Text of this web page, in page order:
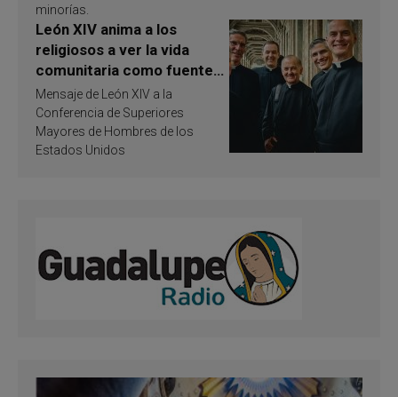
minorías.
León XIV anima a los
religiosos a ver la vida
comunitaria como fuente
de inspiración y
santificación
Mensaje de León XIV a la
Conferencia de Superiores
Mayores de Hombres de los
Estados Unidos